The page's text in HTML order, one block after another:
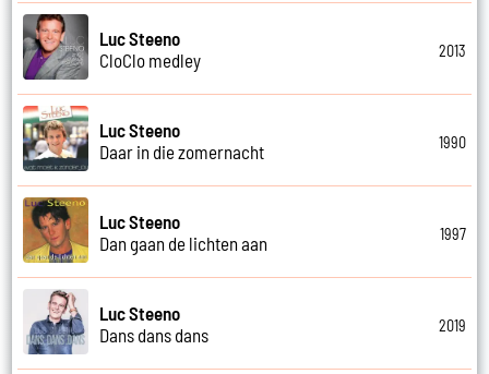
Luc Steeno
CloClo medley
2013
Luc Steeno
Daar in die zomernacht
1990
Luc Steeno
Dan gaan de lichten aan
1997
Luc Steeno
Dans dans dans
2019